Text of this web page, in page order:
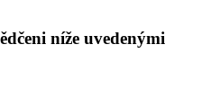
níže uvedenými